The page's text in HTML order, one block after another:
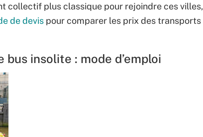
collectif plus classique pour rejoindre ces villes,
de devis pour comparer les prix des transports
insolite : mode d’emploi